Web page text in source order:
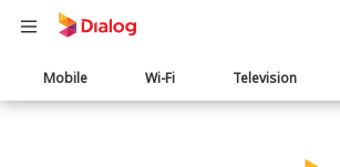
Main
navigation
Mobile Wi-Fi Television